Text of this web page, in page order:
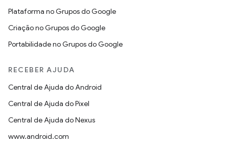
Plataforma no Grupos do Google
Criação no Grupos do Google
Portabilidade no Grupos do Google
RECEBER AJUDA
Central de Ajuda do Android
Central de Ajuda do Pixel
Central de Ajuda do Nexus
www.android.com